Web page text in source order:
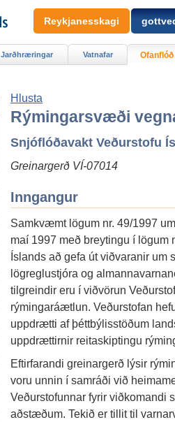
Hlusta
Rýmingarsvæði
Snjóflóðavakt Veðurstofu
Greinargerð VÍ-07014
Inngangur
Samkvæmt lögum nr. 49/1997
maí 1997 með breytingu í lögum
Íslands að gefa út viðvaranir
lögreglustjóra og
tilgreindir eru í viðvörun
rýmingaráætlun. Veðurstofan
uppdrætti af þéttbýlisstöðum
uppdrættirnir reitaskiptingu
Eftirfarandi greinargerð lýsir
voru unnin í samráði við
Veðurstofunnar fyrir viðkomandi
aðstæðum. Tekið er tillit til
Jarðhræringar Vatnafar Ofanflóð
Reykjanesskagi